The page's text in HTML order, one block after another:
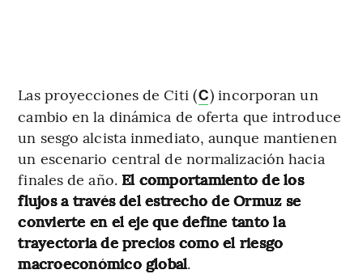
Las proyecciones de Citi (C) incorporan un
cambio en la dinámica de oferta que introduce
un sesgo alcista inmediato, aunque mantienen
un escenario central de normalización hacia
finales de año. El comportamiento de los
flujos a través del estrecho de Ormuz se
convierte en el eje que define tanto la
trayectoria de precios como el riesgo
macroeconómico global.